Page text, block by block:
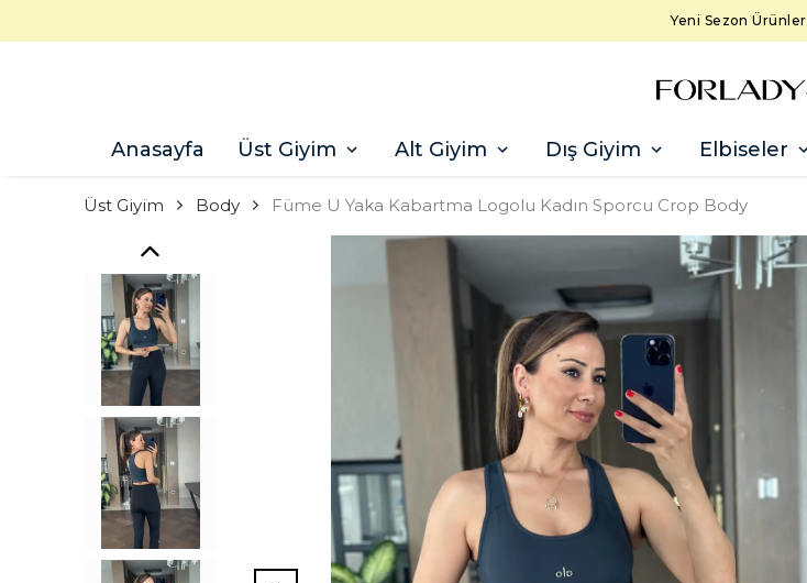
Yeni Sezon Ürünler
Anasayfa Üst Giyim Alt Giyim Dış Giyim Elbiseler
Üst Giyim Body Füme U Yaka Kabartma Logolu Kadın Sporcu Crop Body